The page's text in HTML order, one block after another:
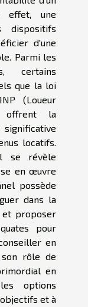
effet, une
dispositifs
d'une
Parmi les
certains
que la loi
(Loueur
offrent la
locatifs.
se révèle
en œuvre
possède
dans la
et proposer
pour
en
rôle de
en
options
et à